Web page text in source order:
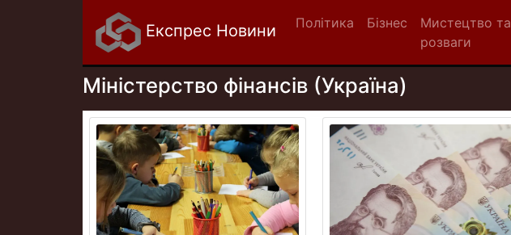
Експрес Новини Політика Бізнес
Мистецтво та
розваги
Міністерство фінансів (Україна)